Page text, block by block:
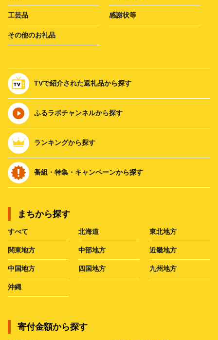
工芸品 感謝状等
その他のお礼品
TVで紹介された返礼品から探す
ふるラボチャンネルから探す
ランキングから探す
番組・特集・キャンペーンから探す
まちから探す
すべて 北海道 東北地方
関東地方 中部地方 近畿地方
中国地方 四国地方 九州地方
沖縄
寄付金額から探す